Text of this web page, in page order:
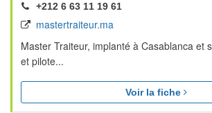
+212 6 63 11 19 61
mastertraiteur.ma
Master Traiteur, implanté à Casablanca et
et pilote...
Voir la fiche